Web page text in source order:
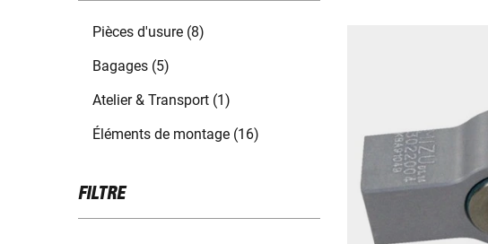
Pièces d'usure (8)
Bagages (5)
Atelier & Transport (1)
Éléments de montage (16)
FILTRE